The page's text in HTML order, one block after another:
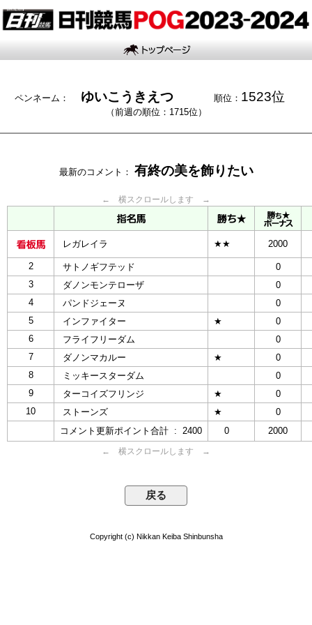
ペンネーム： ゆいこうきえつ 順位： 1523位
（前週の順位：1715位）
最新のコメント： 有終の美を飾りたい
← 横スクロールします →
レガレイラ ★★ 2000
2 サトノギフテッド
0
3
ダノンモンテローザ
0
4
パンドジェーヌ
0
5
インファイター ★
0
6
フライフリーダム
0
7
ダノンマカルー ★
0
8
ミッキースターダム
0
9
ターコイズフリンジ ★
0
10
ストーンズ ★
0
コメント更新ポイント合計 : 2400
0 2000
← 横スクロールします →
Copyright (c) Nikkan Keiba Shinbunsha